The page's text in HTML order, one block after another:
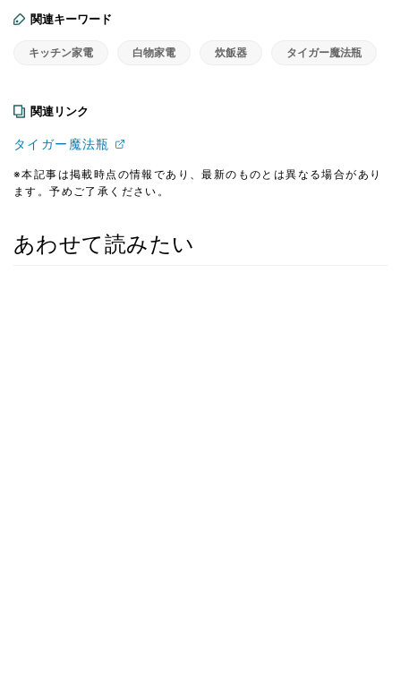
関連キーワード
キッチン家電 白物家電 炊飯器 タイガー魔法瓶
関連リンク
タイガー魔法瓶
※本記事は掲載時点の情報であり、最新のものとは異なる場合があり
ます。予めご了承ください。
あわせて読みたい